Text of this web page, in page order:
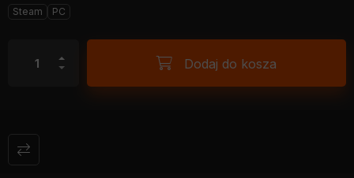
Steam PC
Dodaj do kosza